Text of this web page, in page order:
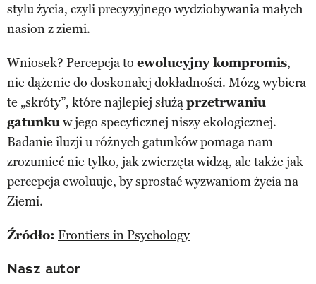
stylu życia, czyli precyzyjnego wydziobywania małych
nasion z ziemi.
Wniosek? Percepcja to ewolucyjny kompromis,
nie dążenie do doskonałej dokładności. Mózgwybiera
te „skróty”, które najlepiej służąprzetrwaniu
gatunkuw jego specyficznej niszy ekologicznej.
Badanie iluzji u różnych gatunków pomaga nam
zrozumieć nie tylko, jak zwierzęta widzą, ale także jak
percepcja ewoluuje, by sprostać wyzwaniom życia na
Ziemi.
Źródło: Frontiers in Psychology
Nasz autor